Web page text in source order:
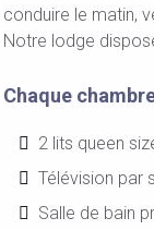
conduire le matin,
Notre lodge
Chaque
2 lits queen
Télévision par
Salle de bain